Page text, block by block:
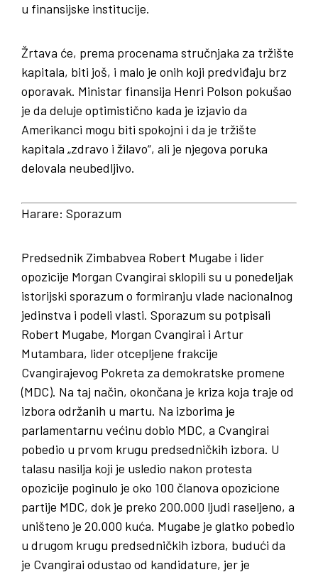
u finansijske institucije.
Žrtava će, prema procenama stručnjaka za tržište
kapitala, biti još, i malo je onih koji predviđaju brz
oporavak. Ministar finansija Henri Polson pokušao
je da deluje optimistično kada je izjavio da
Amerikanci mogu biti spokojni i da je tržište
kapitala „zdravo i žilavo“, ali je njegova poruka
delovala neubedljivo.
Harare: Sporazum
Predsednik Zimbabvea Robert Mugabe i lider
opozicije Morgan Cvangirai sklopili su u ponedeljak
istorijski sporazum o formiranju vlade nacionalnog
jedinstva i podeli vlasti. Sporazum su potpisali
Robert Mugabe, Morgan Cvangirai i Artur
Mutambara, lider otcepljene frakcije
Cvangirajevog Pokreta za demokratske promene
(MDC). Na taj način, okončana je kriza koja traje od
izbora održanih u martu. Na izborima je
parlamentarnu većinu dobio MDC, a Cvangirai
pobedio u prvom krugu predsedničkih izbora. U
talasu nasilja koji je usledio nakon protesta
opozicije poginulo je oko 100 članova opozicione
partije MDC, dok je preko 200.000 ljudi raseljeno, a
uništeno je 20.000 kuća. Mugabe je glatko pobedio
u drugom krugu predsedničkih izbora, budući da
je Cvangirai odustao od kandidature, jer je